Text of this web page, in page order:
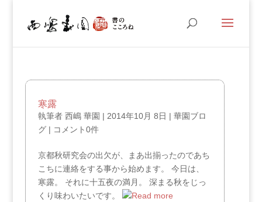
寒露
執筆者 西嶋 華園 | 2014年10月 8日 | 華園ブロ
グ| コメント0件
京都秋研究会の出欠が、まあ出揃ったのであち
こちに連絡をする事から始めます。 今日は、
寒露。 それに十五夜の満月。 深まる秋をじっ
くり味わいたいです。